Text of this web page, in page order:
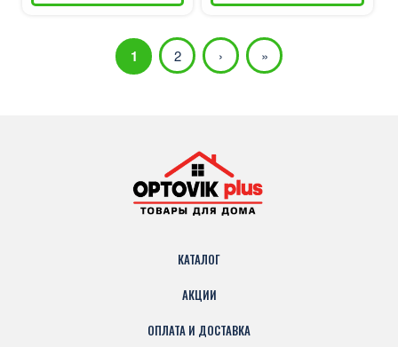
1 2 › »
КАТАЛОГ
АКЦИИ
ОПЛАТА И ДОСТАВКА